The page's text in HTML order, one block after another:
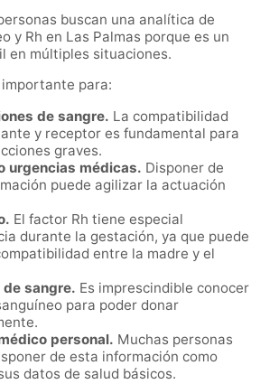
buscan una analítica de
y Rh en Las Palmas porque es un
en múltiples situaciones.
para:
de sangre. La compatibilidad
y receptor es fundamental para
graves.
urgencias médicas. Disponer de
puede agilizar la actuación
El factor Rh tiene especial
durante la gestación, ya que puede
entre la madre y el
de sangre. Es imprescindible conocer
para poder donar
personal. Muchas personas
de esta información como
datos de salud básicos.